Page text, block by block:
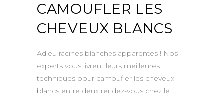
CAMOUFLER LES
CHEVEUX BLANCS
Adieu racines blanches apparentes ! Nos
experts vous livrent leurs meilleures
techniques pour camoufler les cheveux
blancs entre deux rendez-vous chez le